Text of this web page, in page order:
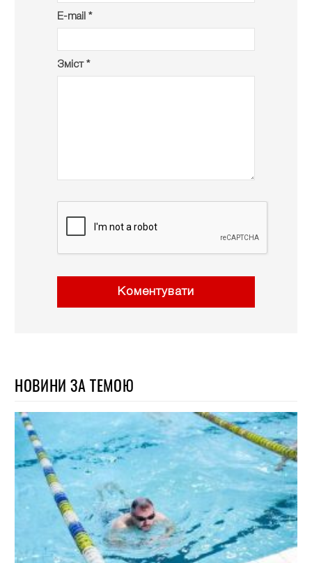
E-mail *
Зміст *
Коментувати
НОВИНИ ЗА ТЕМОЮ